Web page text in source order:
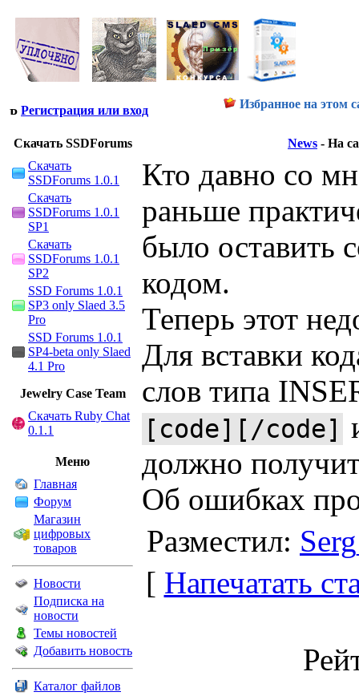
Регистрация или вход Избранное на этом
Скачать SSDForums
Скачать
SSDForums 1.0.1
Скачать
SSDForums 1.0.1
SP1
Скачать
SSDForums 1.0.1
SP2
SSD Forums 1.0.1
SP3 only Slaed 3.5
Pro
SSD Forums 1.0.1
SP4-beta only Slaed
4.1 Pro
Jewelry Сase Team
Скачать Ruby Chat
0.1.1
Меню
Главная
Форум
Магазин
цифровых
товаров
Новости
Подписка на
новости
Темы новостей
Добавить новость
Каталог файлов
News - На
Кто давно со
раньше
было оставить
кодом.
Теперь этот
Для вставки
слов типа
[code][/code]
должно
Об ошибках
Разместил:
[ Напечатать